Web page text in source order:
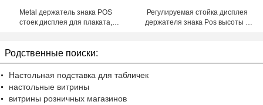
Metal держатель знака POS
стоек дисплея для плаката,
Регулируемая стойка дисплея
держателя знака Pos высоты с
Родственные поиски:
Настольная подставка для табличек
настольные витрины
витрины розничных магазинов